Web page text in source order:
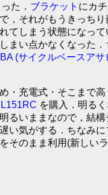
た． ブラケット にカ
，それがもうきっちり
てしまう状態になって
まい点かなくなった
(サイクルベースアサ
・充電式・そこまで高
を購入．明る
るいままなので，結
い気がする．ちなみ
そのまま利用(新しい